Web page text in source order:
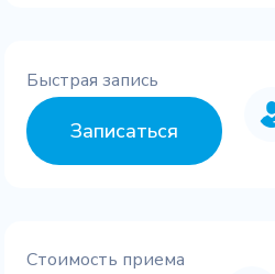
Быстрая запись
Записаться
Стоимость приема